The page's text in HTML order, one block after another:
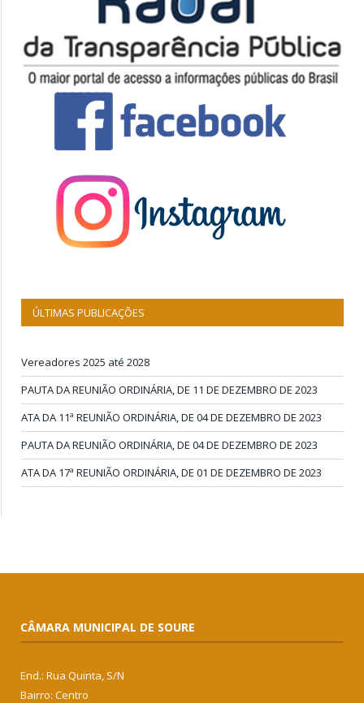
ÚLTIMAS PUBLICAÇÕES
Vereadores 2025 até 2028
PAUTA DA REUNIÃO ORDINÁRIA, DE 11 DE DEZEMBRO DE 2023
ATA DA 11ª REUNIÃO ORDINÁRIA, DE 04 DE DEZEMBRO DE 2023
PAUTA DA REUNIÃO ORDINÁRIA, DE 04 DE DEZEMBRO DE 2023
ATA DA 17ª REUNIÃO ORDINÁRIA, DE 01 DE DEZEMBRO DE 2023
CÂMARA MUNICIPAL DE SOURE
End.: Rua Quinta, S/N
Bairro: Centro